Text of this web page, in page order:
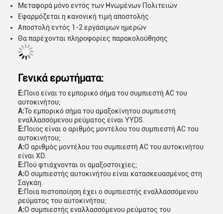
Μεταφορά μόνο εντός των Ηνωμένων Πολιτειών
Εφαρμόζεται η κανονική τιμή αποστολής
Αποστολή εντός 1-2 εργάσιμων ημερών
Θα παρέχονται πληροφορίες παρακολούθησης
Γενικά ερωτήματα:
Ε:Ποιο είναι το εμπορικό σήμα του συμπιεστή AC του
αυτοκινήτου;
Α:Το εμπορικό σήμα του αμαξοκίνητου συμπιεστή
εναλλασσόμενου ρεύματος είναι YYDS.
Ε:Ποιος είναι ο αριθμός μοντέλου του συμπιεστή AC του
αυτοκινήτου;
Α:Ο αριθμός μοντέλου του συμπιεστή AC του αυτοκινήτου
είναι XD.
Ε:Πού φτιάχνονται οι αμαξοστοιχίες;
Α:Ο συμπιεστής αυτοκινήτου είναι κατασκευασμένος στη
Σαγκάη.
Ε:Ποια πιστοποίηση έχει ο συμπιεστής εναλλασσόμενου
ρεύματος του αυτοκινήτου;
Α:Ο συμπιεστής εναλλασσόμενου ρεύματος του